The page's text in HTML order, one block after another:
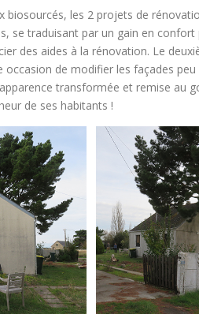
biosourcés, les 2 projets de
se traduisant par un gain en
des aides à la rénovation. Le
occasion de modifier les façades
transformée et remise au
de ses habitants !